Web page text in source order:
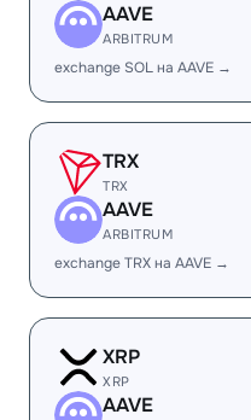
AAVE
ARBITRUM
exchange SOL на AAVE →
TRX
TRX
AAVE
ARBITRUM
exchange TRX на AAVE →
XRP
XRP
AAVE